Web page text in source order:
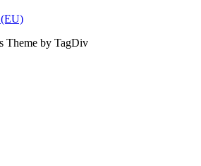
Theme by TagDiv